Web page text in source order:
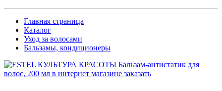
Главная страница
Каталог
Уход за волосами
Бальзамы, кондиционеры